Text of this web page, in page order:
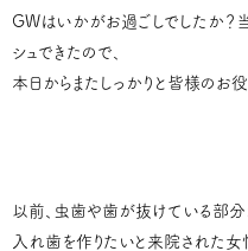
GWはいかがお過ごしでしたか？
シュできたので、
本日からまたしっかりと皆様のお役
以前、虫歯や歯が抜けている部分
入れ歯を作りたいと来院された女